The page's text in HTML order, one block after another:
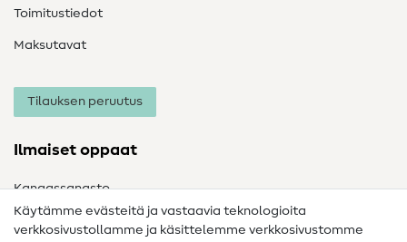
Toimitustiedot
Maksutavat
Tilauksen peruutus
Ilmaiset oppaat
Kangassanasto
Ompelusanasto
Käytämme evästeitä ja vastaavia teknologioita
verkkosivustollamme ja käsittelemme verkkosivustomme